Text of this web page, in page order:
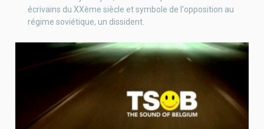
écrivains du XXème siècle et symbole de l'opposition au
régime soviétique, un dissident.